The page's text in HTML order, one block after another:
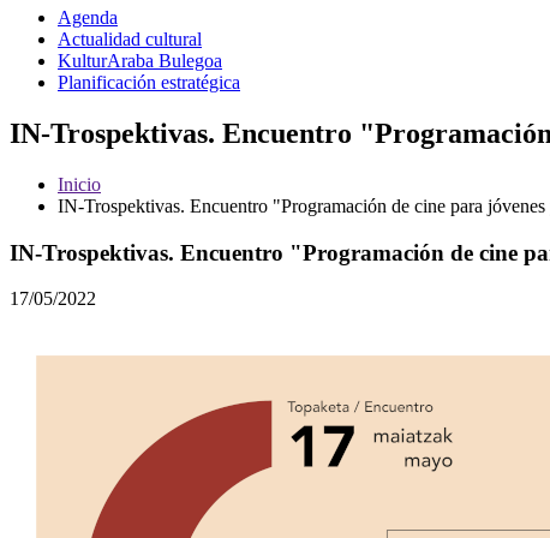
Agenda
Actualidad cultural
KulturAraba Bulegoa
Planificación estratégica
IN-Trospektivas. Encuentro
Inicio
IN-Trospektivas. Encuentro "Programación de cine para
IN-Trospektivas. Encuentro "Programación de cine
17/05/2022